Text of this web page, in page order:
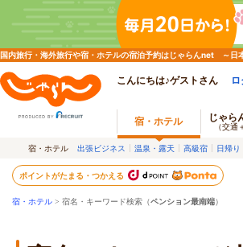
国内旅行・海外旅行や宿・ホテルの宿泊予約はじゃらんnet ～日
こんにちは♪ゲストさん
宿・ホテル じゃら
（交通
宿・ホテル 出張ビジネス 温泉・露天 高級宿 日帰り
ポイントがたまる・つかえる
宿・ホテル > 宿名・キーワード検索（ペンション最南端）